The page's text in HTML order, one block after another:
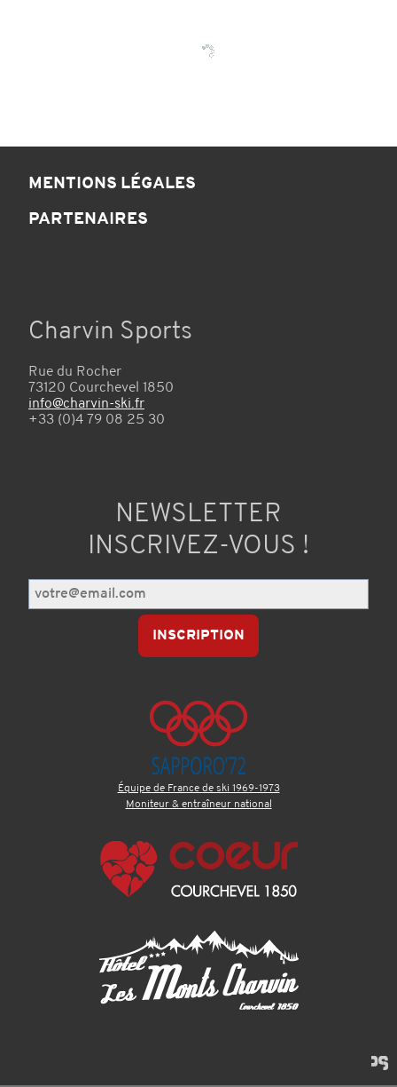
MENTIONS LÉGALES
PARTENAIRES
Charvin Sports
Rue du Rocher
73120 Courchevel 1850
info@charvin-ski.fr
+33 (0)4 79 08 25 30
NEWSLETTER
INSCRIVEZ-VOUS !
Équipe de France de ski 1969-1973
Moniteur & entraîneur national